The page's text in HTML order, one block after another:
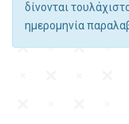
δίνονται
ημερομηνία